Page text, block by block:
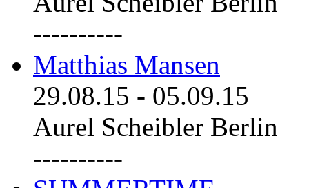
----------
Matthias Mansen
29.08.15 - 05.09.15
Aurel Scheibler Berlin
----------